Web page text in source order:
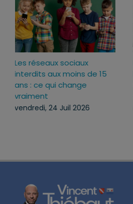
Les réseaux sociaux
interdits aux moins de 15
ans : ce qui change
vraiment
vendredi, 24 Juil 2026